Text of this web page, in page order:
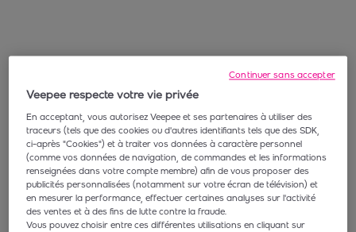
Veepee respecte votre vie privée
En acceptant, vous autorisez Veepee et ses partenaires à utiliser des
traceurs (tels que des cookies ou d'autres identifiants tels que des SDK,
ci-après "Cookies") et à traiter vos données à caractère personnel
(comme vos données de navigation, de commandes et les informations
renseignées dans votre compte membre) afin de vous proposer des
publicités personnalisées (notamment sur votre écran de télévision) et
en mesurer la performance, effectuer certaines analyses sur l'activité
des ventes et à des fins de lutte contre la fraude.
Vous pouvez choisir entre ces différentes utilisations en cliquant sur
Continuer sans accepter